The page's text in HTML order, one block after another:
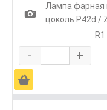
1
Лампа фарная
цоколь P42d /
- +
Ä